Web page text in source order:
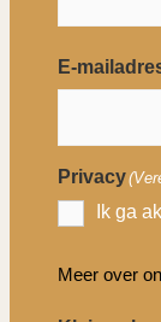
E-
Privacy
Ik ga
Meer over